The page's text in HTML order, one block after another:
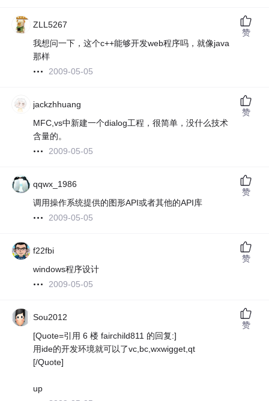
ZLL5267
我想问一下，这个c++能够开发web程序吗，就像java
那样
2009-05-05
赞
jackzhhuang
MFC,vs中新建一个dialog工程，很简单，没什么技术
含量的。
2009-05-05
赞
qqwx_1986
调用操作系统提供的图形API或者其他的API库
2009-05-05
赞
f22fbi
windows程序设计
2009-05-05
赞
Sou2012
[Quote=引用 6 楼 fairchild811 的回复:]
用ide的开发环境就可以了vc,bc,wxwigget,qt
[/Quote]
up
赞